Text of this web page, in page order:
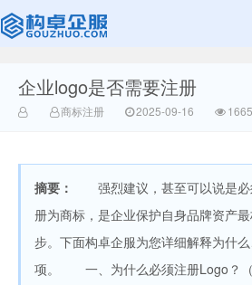
赣州兰之新知
企业logo是否需要注册
商标注册 2025-09-16
摘要：
强烈建议，甚至可以说是必
册为商标，是企业保护自身品牌资产
步。下面构卓企服为您详细解释为什
项。 一、为什么必须注册Logo